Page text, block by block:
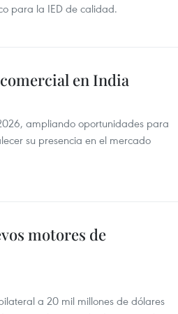
para la IED de calidad.
en India
ampliando oportunidades para
su presencia en el mercado
motores de
a 20 mil millones de dólares